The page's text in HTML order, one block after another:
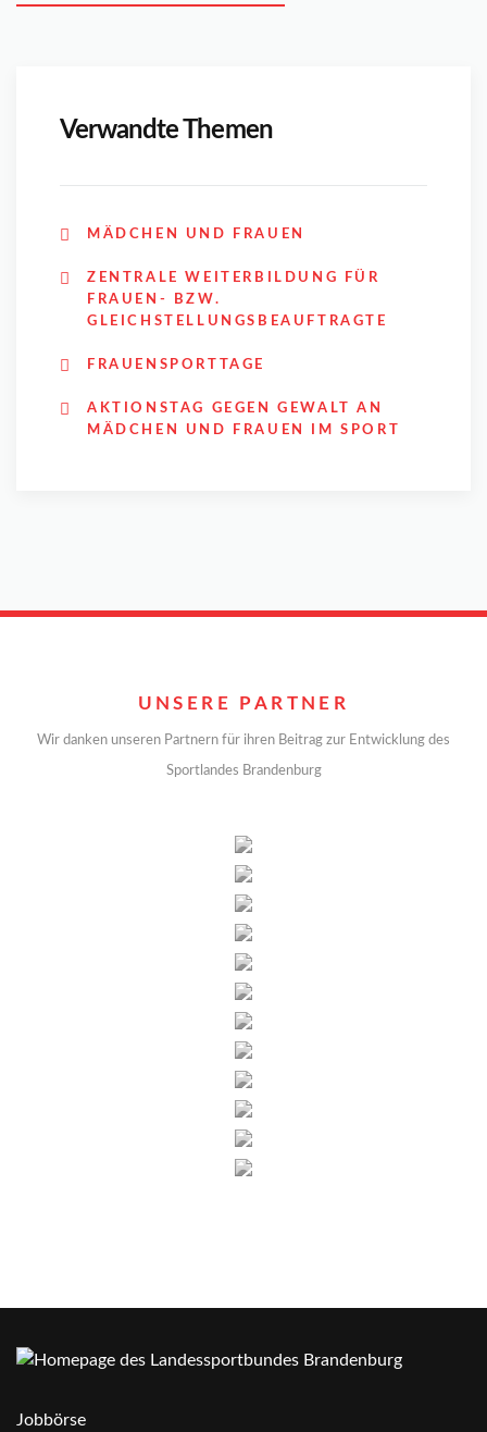
Verwandte Themen
MÄDCHEN UND FRAUEN
ZENTRALE WEITERBILDUNG FÜR
FRAUEN- BZW.
GLEICHSTELLUNGSBEAUFTRAGTE
FRAUENSPORTTAGE
AKTIONSTAG GEGEN GEWALT AN
MÄDCHEN UND FRAUEN IM SPORT
UNSERE PARTNER
Wir danken unseren Partnern für ihren Beitrag zur Entwicklung des
Sportlandes Brandenburg
Jobbörse